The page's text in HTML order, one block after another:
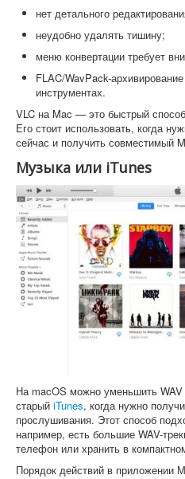
нет детального
неудобно удалять тишину;
меню конвертации требует
FLAC/WavPack-
инструментах.
VLC на Mac — это быстрый
Его стоит использовать, когда
сейчас и получить совместимый
Музыка или iTunes
На macOS можно уменьшить
старый iTunes, когда нужно
прослушивания. Этот способ
например, есть большие WAV-
телефон или хранить в
Порядок действий в приложении